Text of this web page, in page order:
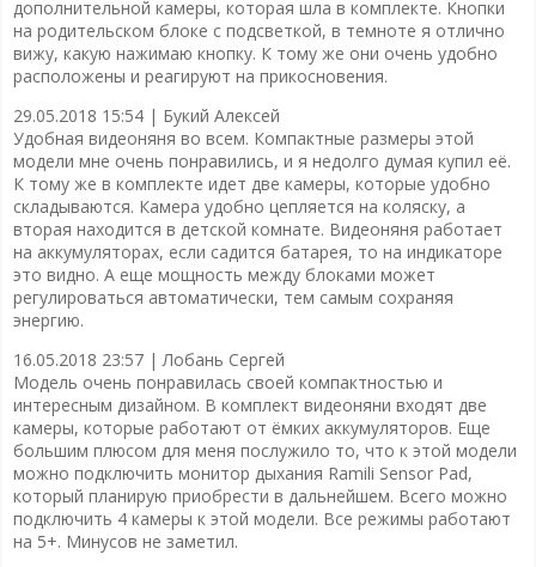
дополнительной камеры, которая шла в комплекте. Кнопки
на родительском блоке с подсветкой, в темноте я отлично
вижу, какую нажимаю кнопку. К тому же они очень удобно
расположены и реагируют на прикосновения.
29.05.2018 15:54 | Букий Алексей
Удобная видеоняня во всем. Компактные размеры этой
модели мне очень понравились, и я недолго думая купил её.
К тому же в комплекте идет две камеры, которые удобно
складываются. Камера удобно цепляется на коляску, а
вторая находится в детской комнате. Видеоняня работает
на аккумуляторах, если садится батарея, то на индикаторе
это видно. А еще мощность между блоками может
регулироваться автоматически, тем самым сохраняя
энергию.
16.05.2018 23:57 | Лобань Сергей
Модель очень понравилась своей компактностью и
интересным дизайном. В комплект видеоняни входят две
камеры, которые работают от ёмких аккумуляторов. Еще
большим плюсом для меня послужило то, что к этой модели
можно подключить монитор дыхания Ramili Sensor Pad,
который планирую приобрести в дальнейшем. Всего можно
подключить 4 камеры к этой модели. Все режимы работают
на 5+. Минусов не заметил.